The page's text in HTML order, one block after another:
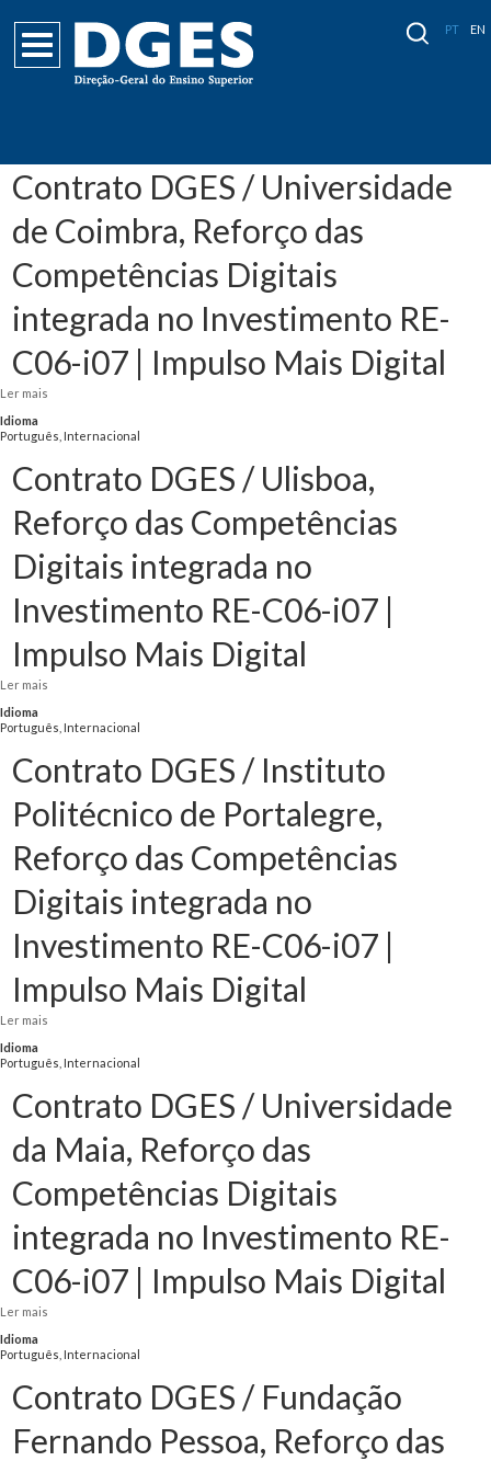
PT EN
Contrato DGES / Universidade
de Coimbra, Reforço das
Competências Digitais
integrada no Investimento RE-
C06-i07 | Impulso Mais Digital
Ler mais
Idioma
Português, Internacional
Contrato DGES / Ulisboa,
Reforço das Competências
Digitais integrada no
Investimento RE-C06-i07 |
Impulso Mais Digital
Ler mais
Idioma
Português, Internacional
Contrato DGES / Instituto
Politécnico de Portalegre,
Reforço das Competências
Digitais integrada no
Investimento RE-C06-i07 |
Impulso Mais Digital
Ler mais
Idioma
Português, Internacional
Contrato DGES / Universidade
da Maia, Reforço das
Competências Digitais
integrada no Investimento RE-
C06-i07 | Impulso Mais Digital
Ler mais
Idioma
Português, Internacional
Contrato DGES / Fundação
Fernando Pessoa, Reforço das